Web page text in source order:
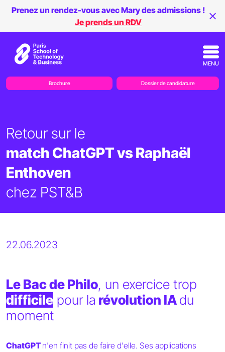
Retour sur le
match ChatGPT vs Raphaël
Enthoven
chez PST&B
22.06.2023
Le Bac de Philo, un exercice trop
difficile pour la révolution IAdu
moment
ChatGPTn'en finit pas de faire d'elle. Ses applications
Prenez un rendez-vous avec Mary des admissions !
Je prends un RDV
MENU
Brochure Dossier de candidature